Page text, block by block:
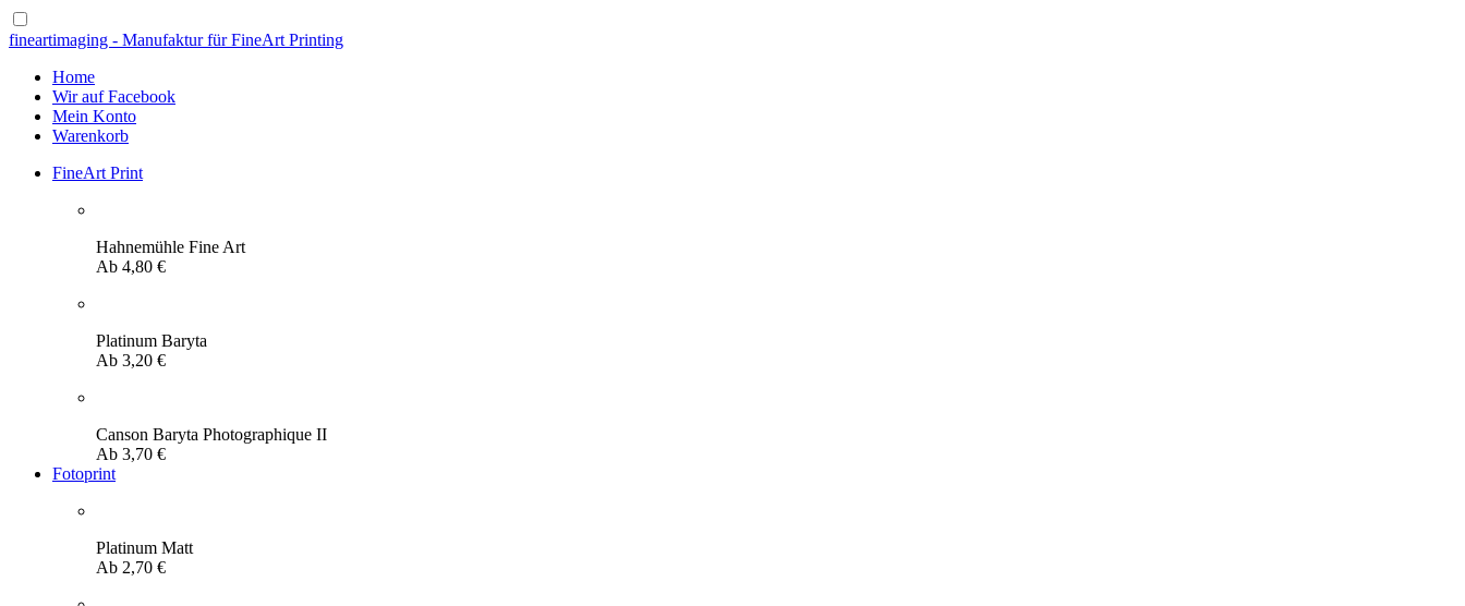
fineartimaging - Manufaktur für FineArt Printing
Home
Wir auf Facebook
Mein Konto
Warenkorb
FineArt Print
Hahnemühle Fine Art
Ab 4,80 €
Platinum Baryta
Ab 3,20 €
Canson Baryta Photographique II
Ab 3,70 €
Fotoprint
Platinum Matt
Ab 2,70 €